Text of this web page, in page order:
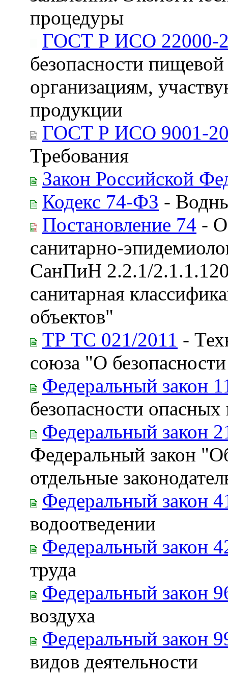
процедуры
ГОСТ Р ИСО 22000-
безопасности
организациям,
продукции
ГОСТ Р ИСО 9001-
Требования
Закон Российской
Кодекс 74-ФЗ -
Постановление 74 - О
санитарно-
СанПиН 2.2.1/
санитарная
объектов"
ТР ТС 021/2011 -
союза "О
Федеральный закон
безопасности
Федеральный закон
Федеральный закон
отдельные
Федеральный закон
водоотведении
Федеральный закон
труда
Федеральный закон
воздуха
Федеральный закон
видов деятельности